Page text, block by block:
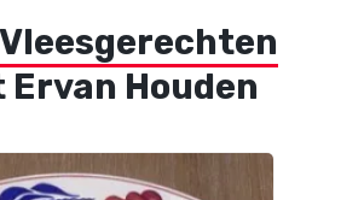
Vleesgerechten
Houden